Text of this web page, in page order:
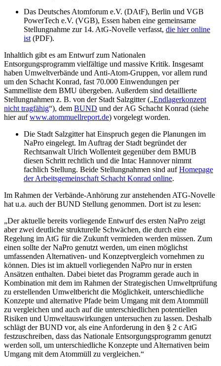
Das Deutsches Atomforum e.V. (DAtF), Berlin und VGB
PowerTech e.V. (VGB), Essen haben eine gemeinsame
Stellungnahme zur 14. AtG-Novelle verfasst, die hier online
ist (PDF).
Inhaltlich gibt es am Entwurf zum Nationalen
Entsorgungsprogramm vielfältige und massive Kritik. Insgesamt
haben Umweltverbände und Anti-Atom-Gruppen, vor allem rund
um den Schacht Konrad, fast 70.000 Einwendungen per
Sammelliste dem BMU übergeben. Außerdem sind detaillierte
Stellungnahmen z. B. von der Stadt Salzgitter („Endlagerkonzept
nicht tragfähig“), dem BUND und der AG Schacht Konrad (siehe
hier aufwww.atommuellreport.de) vorgelegt worden.
Die Stadt Salzgitter hat Einspruch gegen die Planungen im
NaPro eingelegt. Im Auftrag der Stadt begründet der
Rechtsanwalt Ulrich Wollenteit gegenüber dem BMUB
diesen Schritt rechtlich und die Intac Hannover nimmt
fachlich Stellung. Beide Stellungnahmen sind aufHomepage
der Arbeitsgemeinschaft Schacht Konrad online.
Im Rahmen der Verbände-Anhörung zur anstehenden ATG-Novelle
hat u.a. auch der BUND Stellung genommen. Dort ist zu lesen:
„Der aktuelle bereits vorliegende Entwurf des ersten NaPro zeigt
aber zwei deutliche strukturelle Schwächen, die durch eine
Regelung im AtG für die Zukunft vermieden werden müssen. Zum
einen sollte der NaPro genutzt werden, um einen möglichst
umfassenden Alternativen- und Konzeptvergleich vornehmen zu
können. Dies ist im aktuell vorliegenden NaPro nur in ersten
Ansätzen enthalten. Dabei bietet das Programm gerade auch in
Kombination mit dem im Rahmen der Strategischen Umweltprüfung
zu erstellenden Umweltbericht die Möglichkeit, unterschiedliche
Konzepte und alternative Pfade beim Umgang mit dem Atommüll
zu vergleichen und auch auf die unterschiedlichen potentiellen
Risiken und Umweltauswirkungen untersuchen zu lassen. Deshalb
schlägt der BUND vor, als eine Anforderung in den § 2 c AtG
festzuschreiben, dass das Nationale Entsorgungsprogramm genutzt
werden soll, um unterschiedliche Konzepte und Alternativen beim
Umgang mit dem Atommüll zu vergleichen.“